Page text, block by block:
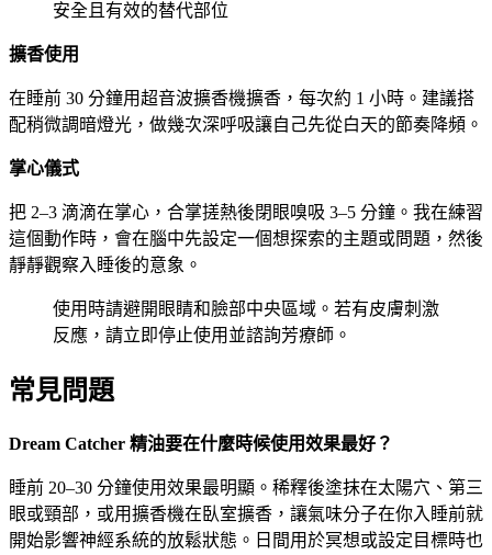
安全且有效的替代部位
擴香使用
在睡前 30 分鐘用超音波擴香機擴香，每次約 1 小時。建議搭
配稍微調暗燈光，做幾次深呼吸讓自己先從白天的節奏降頻。
掌心儀式
把 2–3 滴滴在掌心，合掌搓熱後閉眼嗅吸 3–5 分鐘。我在練習
這個動作時，會在腦中先設定一個想探索的主題或問題，然後
靜靜觀察入睡後的意象。
使用時請避開眼睛和臉部中央區域。若有皮膚刺激
反應，請立即停止使用並諮詢芳療師。
常見問題
Dream Catcher 精油要在什麼時候使用效果最好？
睡前 20–30 分鐘使用效果最明顯。稀釋後塗抹在太陽穴、第三
眼或頸部，或用擴香機在臥室擴香，讓氣味分子在你入睡前就
開始影響神經系統的放鬆狀態。日間用於冥想或設定目標時也